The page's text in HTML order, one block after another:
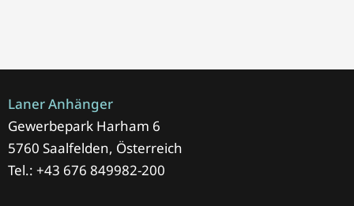
Laner Anhänger
Gewerbepark Harham 6
5760 Saalfelden, Österreich
Tel.: +43 676 849982-200